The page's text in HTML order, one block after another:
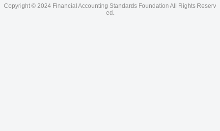
Copyright © 2024 Financial Accounting Standards Foundation All Rights Reserv
ed.